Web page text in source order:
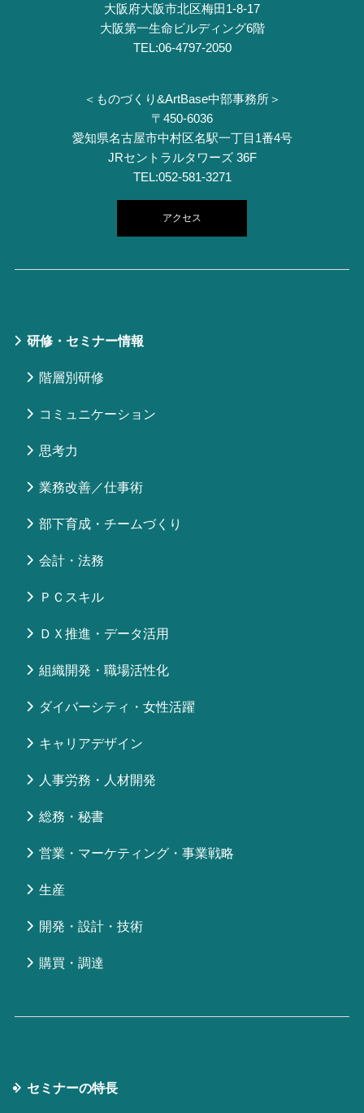
⼤阪府⼤阪市北区梅⽥1-8-17
⼤阪第⼀⽣命ビルディング6階
TEL:06-4797-2050
＜ものづくり&ArtBase中部事務所＞
〒450-6036
愛知県名古屋市中村区名駅一丁目1番4号
JRセントラルタワーズ 36F
TEL:052-581-3271
アクセス
研修・セミナー情報
階層別研修
コミュニケーション
思考力
業務改善／仕事術
部下育成・チームづくり
会計・法務
ＰＣスキル
ＤＸ推進・データ活用
組織開発・職場活性化
ダイバーシティ・女性活躍
キャリアデザイン
人事労務・人材開発
総務・秘書
営業・マーケティング・事業戦略
生産
開発・設計・技術
購買・調達
セミナーの特⻑